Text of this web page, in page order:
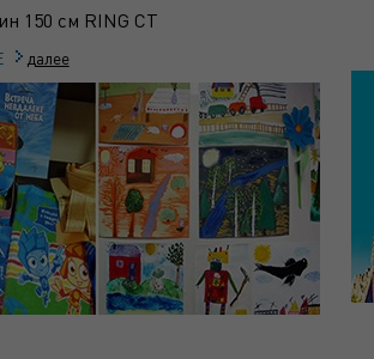
150 см RING CT
далее